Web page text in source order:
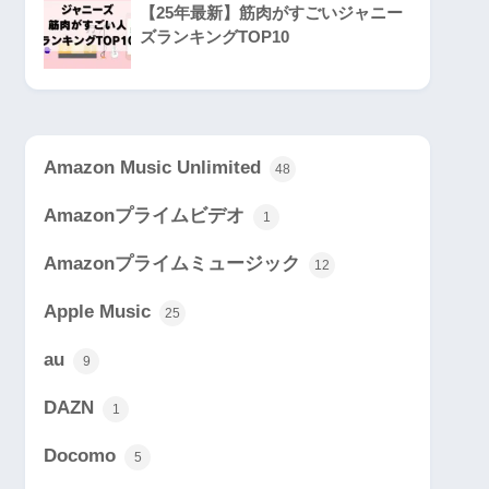
【25年最新】筋肉がすごいジャニー
ズランキングTOP10
Amazon Music Unlimited 48
Amazonプライムビデオ 1
Amazonプライムミュージック 12
Apple Music 25
au 9
DAZN 1
Docomo 5